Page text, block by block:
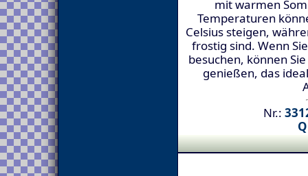
mit warmen
Temperaturen
Celsius steigen,
frostig sind. Wenn
besuchen, können
genießen, das
Nr.: